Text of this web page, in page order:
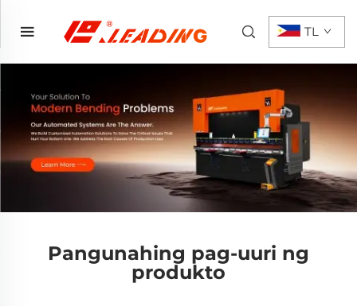
TL
Pangunahing pag-uuri ng
produkto